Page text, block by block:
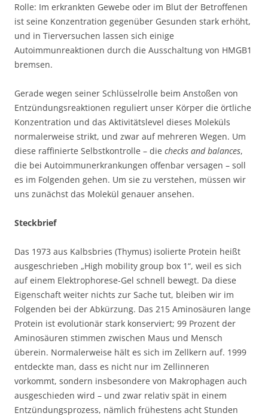
Rolle: Im erkrankten Gewebe oder im Blut der Betroffenen
ist seine Konzentration gegenüber Gesunden stark erhöht,
und in Tierversuchen lassen sich einige
Autoimmunreaktionen durch die Ausschaltung von HMGB1
bremsen.
Gerade wegen seiner Schlüsselrolle beim Anstoßen von
Entzündungsreaktionen reguliert unser Körper die örtliche
Konzentration und das Aktivitätslevel dieses Moleküls
normalerweise strikt, und zwar auf mehreren Wegen. Um
diese raffinierte Selbstkontrolle – die checks and balances,
die bei Autoimmunerkrankungen offenbar versagen – soll
es im Folgenden gehen. Um sie zu verstehen, müssen wir
uns zunächst das Molekül genauer ansehen.
Steckbrief
Das 1973 aus Kalbsbries (Thymus) isolierte Protein heißt
ausgeschrieben „High mobility group box 1“, weil es sich
auf einem Elektrophorese-Gel schnell bewegt. Da diese
Eigenschaft weiter nichts zur Sache tut, bleiben wir im
Folgenden bei der Abkürzung. Das 215 Aminosäuren lange
Protein ist evolutionär stark konserviert; 99 Prozent der
Aminosäuren stimmen zwischen Maus und Mensch
überein. Normalerweise hält es sich im Zellkern auf. 1999
entdeckte man, dass es nicht nur im Zellinneren
vorkommt, sondern insbesondere von Makrophagen auch
ausgeschieden wird – und zwar relativ spät in einem
Entzündungsprozess, nämlich frühestens acht Stunden